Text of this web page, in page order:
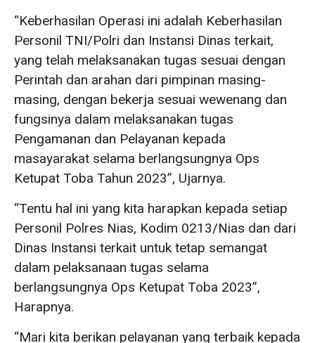
“Keberhasilan Operasi ini adalah Keberhasilan
Personil TNI/Polri dan Instansi Dinas terkait,
yang telah melaksanakan tugas sesuai dengan
Perintah dan arahan dari pimpinan masing-
masing, dengan bekerja sesuai wewenang dan
fungsinya dalam melaksanakan tugas
Pengamanan dan Pelayanan kepada
masayarakat selama berlangsungnya Ops
Ketupat Toba Tahun 2023”, Ujarnya.
“Tentu hal ini yang kita harapkan kepada setiap
Personil Polres Nias, Kodim 0213/Nias dan dari
Dinas Instansi terkait untuk tetap semangat
dalam pelaksanaan tugas selama
berlangsungnya Ops Ketupat Toba 2023”,
Harapnya.
“Mari kita berikan pelayanan yang terbaik kepada